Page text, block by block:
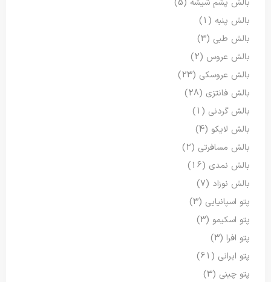
بالش پشم شیشه (5)
بالش پنبه (1)
بالش طبی (3)
بالش عروس (2)
بالش عروسکی (23)
بالش فانتزی (28)
بالش گردنی (1)
بالش لایکو (4)
بالش مسافرتی (2)
بالش نمدی (16)
بالش نوزاد (7)
پتو اسپانیایی (3)
پتو اسکیمو (3)
پتو افرا (3)
پتو ایرانی (61)
پتو چینی (3)